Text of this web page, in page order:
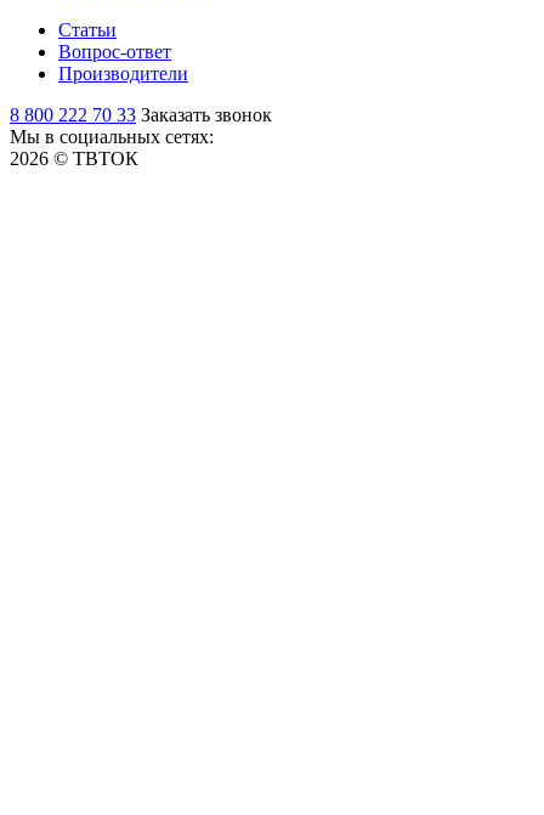
Статьи
Вопрос-ответ
Производители
8 800 222 70 33 Заказать звонок
Мы в социальных сетях:
2026 © ТВТОК